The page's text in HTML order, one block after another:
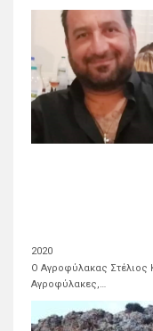
2020
Ο Αγροφύλακας Στέλιος
Αγροφύλακες,…